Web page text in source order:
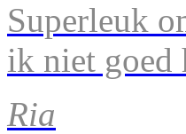
Superleuk
ik niet goed
Ria